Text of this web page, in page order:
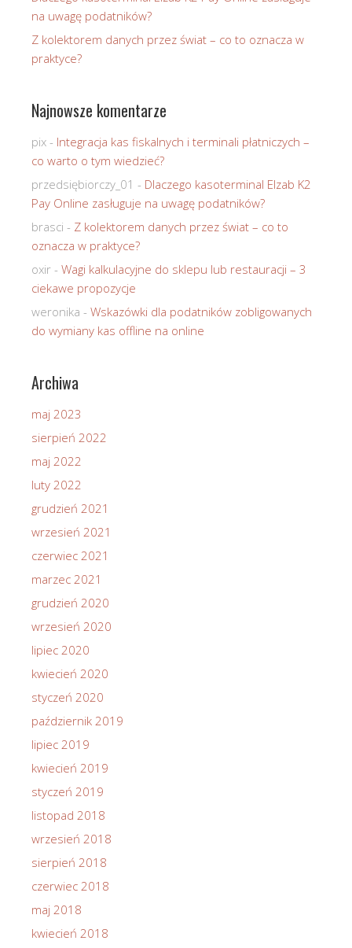
na uwagę podatników?
Z kolektorem danych przez świat – co to oznacza w
praktyce?
Najnowsze komentarze
pix - Integracja kas fiskalnych i terminali płatniczych –
co warto o tym wiedzieć?
przedsiębiorczy_01 - Dlaczego kasoterminal Elzab K2
Pay Online zasługuje na uwagę podatników?
brasci - Z kolektorem danych przez świat – co to
oznacza w praktyce?
oxir - Wagi kalkulacyjne do sklepu lub restauracji – 3
ciekawe propozycje
weronika - Wskazówki dla podatników zobligowanych
do wymiany kas offline na online
Archiwa
maj 2023
sierpień 2022
maj 2022
luty 2022
grudzień 2021
wrzesień 2021
czerwiec 2021
marzec 2021
grudzień 2020
wrzesień 2020
lipiec 2020
kwiecień 2020
styczeń 2020
październik 2019
lipiec 2019
kwiecień 2019
styczeń 2019
listopad 2018
wrzesień 2018
sierpień 2018
czerwiec 2018
maj 2018
kwiecień 2018